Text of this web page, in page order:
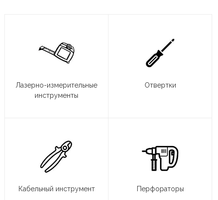
Лазерно-измерительные
инструменты
Отвертки
Кабельный инструмент Перфораторы